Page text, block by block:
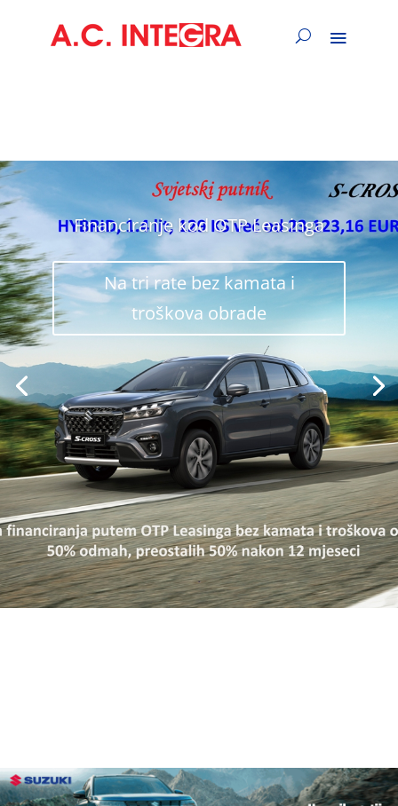
Financiranje kod OTP Leasinga
Na tri rate bez kamata i
troškova obrade